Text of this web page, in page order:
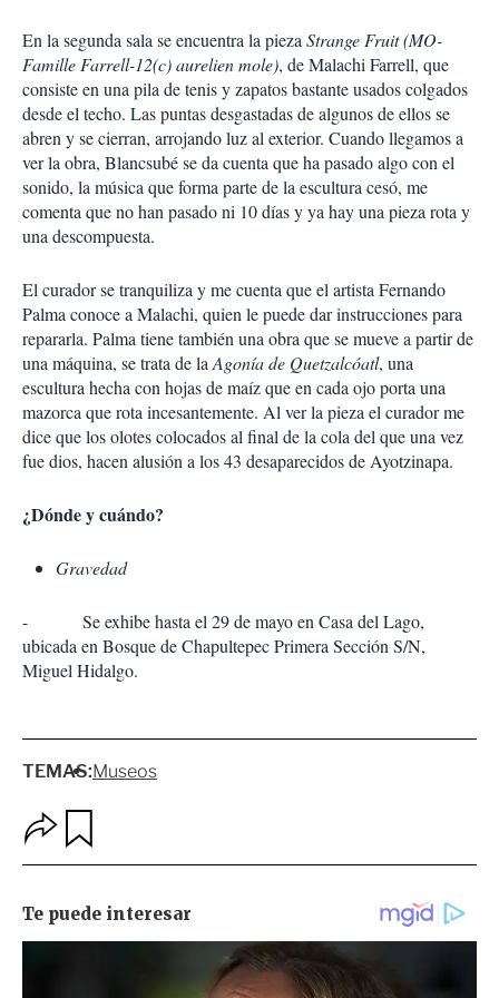
En la segunda sala se encuentra la pieza Strange Fruit (MO-
Famille Farrell-12(c) aurelien mole), de Malachi Farrell, que
consiste en una pila de tenis y zapatos bastante usados colgados
desde el techo. Las puntas desgastadas de algunos de ellos se
abren y se cierran, arrojando luz al exterior. Cuando llegamos a
ver la obra, Blancsubé se da cuenta que ha pasado algo con el
sonido, la música que forma parte de la escultura cesó, me
comenta que no han pasado ni 10 días y ya hay una pieza rota y
una descompuesta.
El curador se tranquiliza y me cuenta que el artista Fernando
Palma conoce a Malachi, quien le puede dar instrucciones para
repararla. Palma tiene también una obra que se mueve a partir de
una máquina, se trata de la Agonía de Quetzalcóatl, una
escultura hecha con hojas de maíz que en cada ojo porta una
mazorca que rota incesantemente. Al ver la pieza el curador me
dice que los olotes colocados al final de la cola del que una vez
fue dios, hacen alusión a los 43 desaparecidos de Ayotzinapa.
¿Dónde y cuándo?
Gravedad
- Se exhibe hasta el 29 de mayo en Casa del Lago,
ubicada en Bosque de Chapultepec Primera Sección S/N,
Miguel Hidalgo.
TEMAS:Museos
p
i
o
r